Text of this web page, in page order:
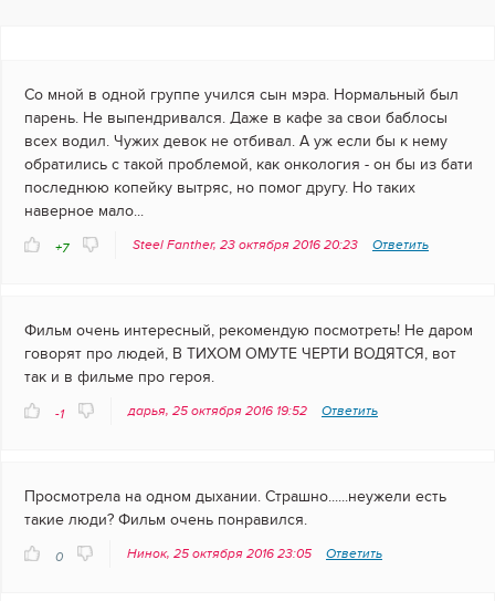
Со мной в одной группе учился сын мэра. Нормальный был
парень. Не выпендривался. Даже в кафе за свои баблосы
всех водил. Чужих девок не отбивал. А уж если бы к нему
обратились с такой проблемой, как онкология - он бы из бати
последнюю копейку вытряс, но помог другу. Но таких
наверное мало...
+7 Steel Fanther, 23 октября 2016 20:23 Ответить
Фильм очень интересный, рекомендую посмотреть! Не даром
говорят про людей, В ТИХОМ ОМУТЕ ЧЕРТИ ВОДЯТСЯ, вот
так и в фильме про героя.
-1 дарья, 25 октября 2016 19:52 Ответить
Просмотрела на одном дыхании. Страшно......неужели есть
такие люди? Фильм очень понравился.
0 Нинок, 25 октября 2016 23:05 Ответить